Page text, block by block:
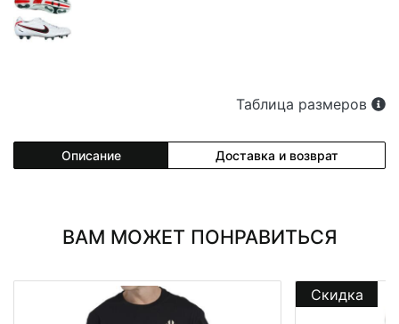
Таблица размеров
Описание Доставка и возврат
ВАМ МОЖЕТ ПОНРАВИТЬСЯ
Скидка